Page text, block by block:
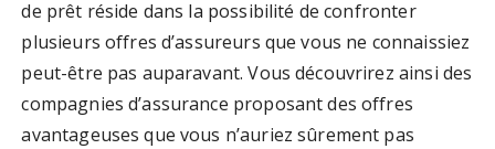
de prêt réside dans la possibilité de confronter
plusieurs offres d’assureurs que vous ne connaissiez
peut-être pas auparavant. Vous découvrirez ainsi des
compagnies d’assurance proposant des offres
avantageuses que vous n’auriez sûrement pas